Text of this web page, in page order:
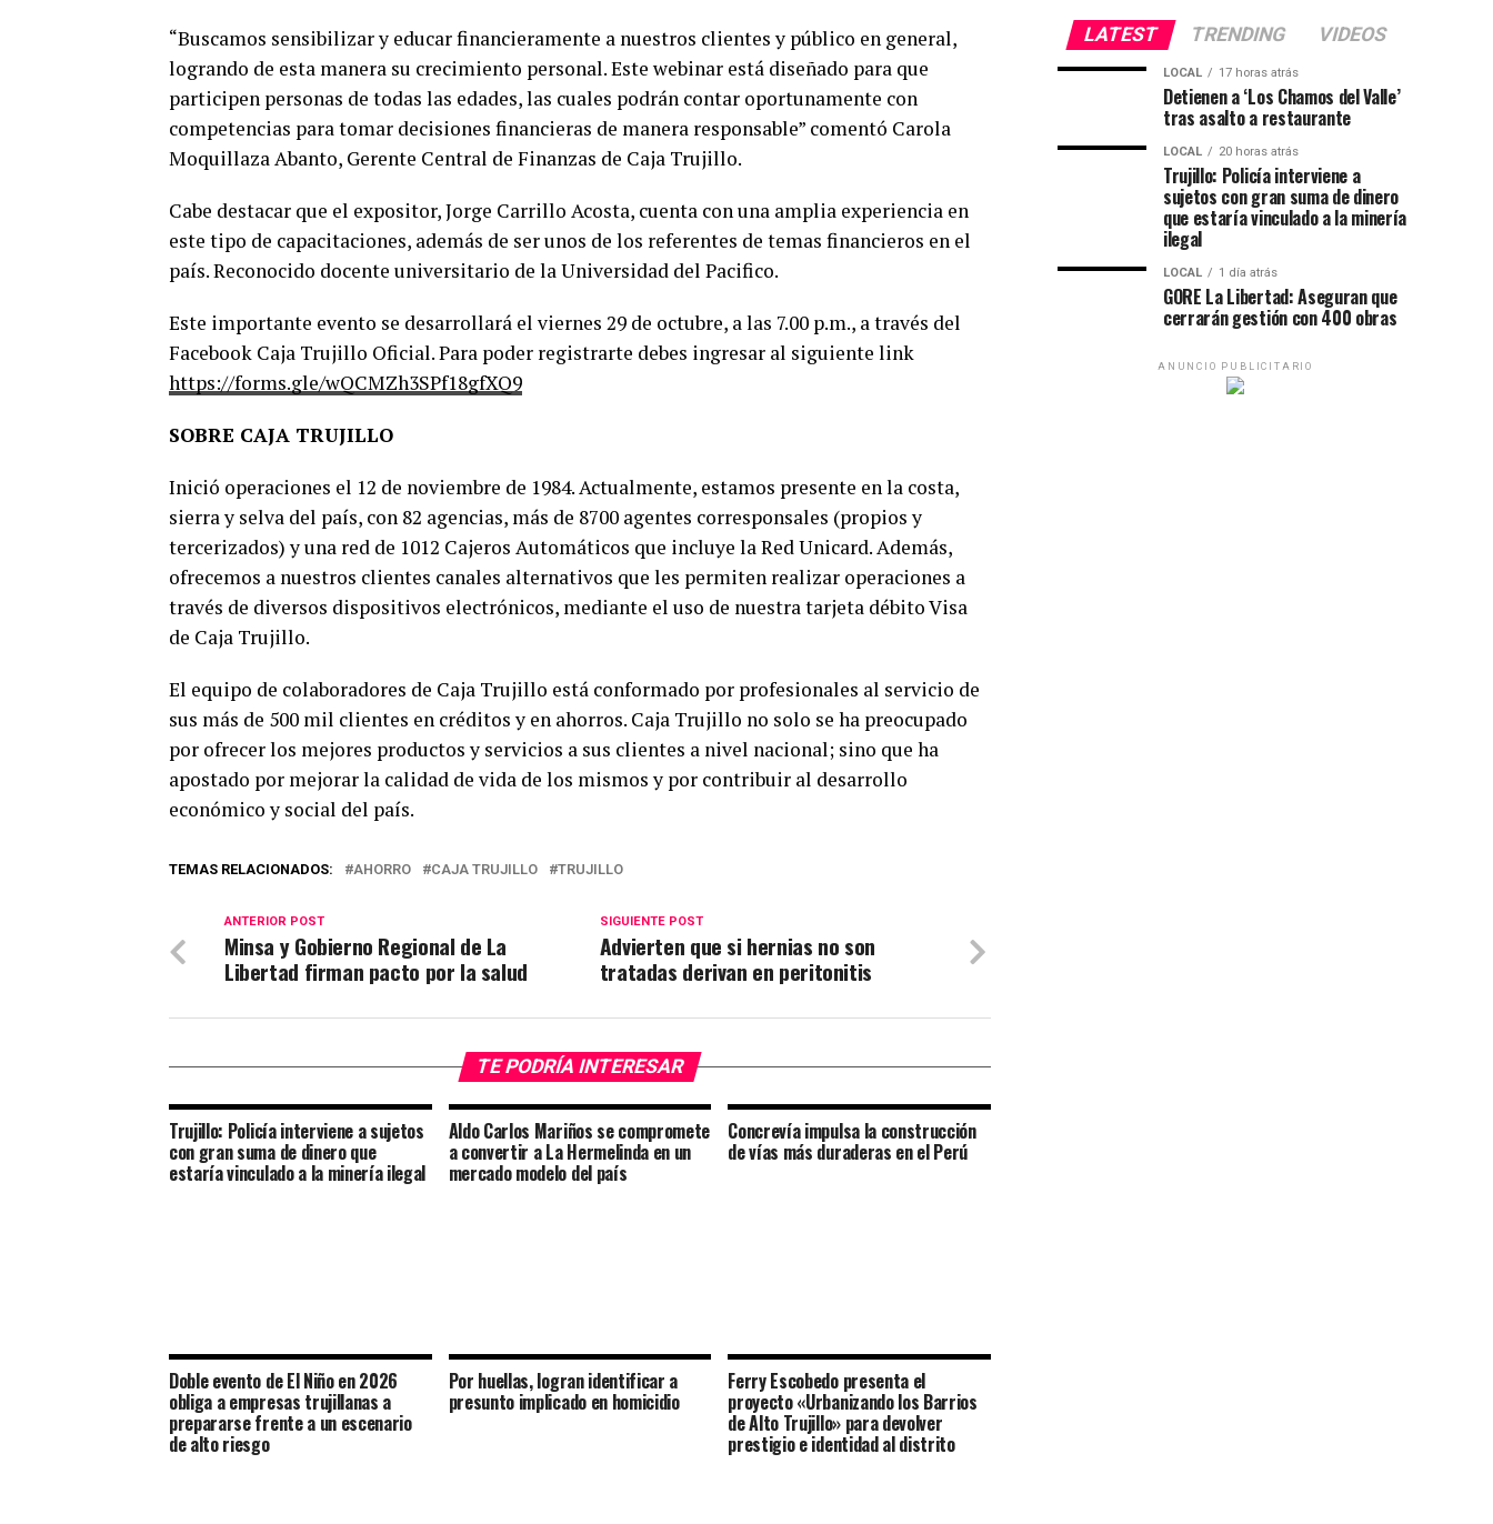
“Buscamos sensibilizar y educar financieramente a nuestros clientes y público en general,
logrando de esta manera su crecimiento personal. Este webinar está diseñado para que
participen personas de todas las edades, las cuales podrán contar oportunamente con
competencias para tomar decisiones financieras de manera responsable” comentó Carola
Moquillaza Abanto, Gerente Central de Finanzas de Caja Trujillo.
Cabe destacar que el expositor, Jorge Carrillo Acosta, cuenta con una amplia experiencia en
este tipo de capacitaciones, además de ser unos de los referentes de temas financieros en el
país. Reconocido docente universitario de la Universidad del Pacifico.
Este importante evento se desarrollará el viernes 29 de octubre, a las 7.00 p.m., a través del
Facebook Caja Trujillo Oficial. Para poder registrarte debes ingresar al siguiente link
https://forms.gle/wQCMZh3SPf18gfXQ9
SOBRE CAJA TRUJILLO
Inició operaciones el 12 de noviembre de 1984. Actualmente, estamos presente en la costa,
sierra y selva del país, con 82 agencias, más de 8700 agentes corresponsales (propios y
tercerizados) y una red de 1012 Cajeros Automáticos que incluye la Red Unicard. Además,
ofrecemos a nuestros clientes canales alternativos que les permiten realizar operaciones a
través de diversos dispositivos electrónicos, mediante el uso de nuestra tarjeta débito Visa
de Caja Trujillo.
El equipo de colaboradores de Caja Trujillo está conformado por profesionales al servicio de
sus más de 500 mil clientes en créditos y en ahorros. Caja Trujillo no solo se ha preocupado
por ofrecer los mejores productos y servicios a sus clientes a nivel nacional; sino que ha
apostado por mejorar la calidad de vida de los mismos y por contribuir al desarrollo
económico y social del país.
TEMAS RELACIONADOS: AHORRO CAJA TRUJILLO TRUJILLO
SIGUIENTE POST
Advierten que si hernias no son
tratadas derivan en peritonitis
ANTERIOR POST
Minsa y Gobierno Regional de La
Libertad firman pacto por la salud
TE PODRÍA INTERESAR
Trujillo: Policía interviene a sujetos
con gran suma de dinero que
estaría vinculado a la minería ilegal
Aldo Carlos Mariños se compromete
a convertir a La Hermelinda en un
mercado modelo del país
Concrevía impulsa la construcción
de vías más duraderas en el Perú
Doble evento de El Niño en 2026
obliga a empresas trujillanas a
prepararse frente a un escenario
de alto riesgo
Por huellas, logran identificar a
presunto implicado en homicidio
Ferry Escobedo presenta el
proyecto «Urbanizando los Barrios
de Alto Trujillo» para devolver
prestigio e identidad al distrito
LATEST TRENDING VIDEOS
LOCAL 17 horas atrás
Detienen a ‘Los Chamos del Valle’
tras asalto a restaurante
LOCAL 20 horas atrás
Trujillo: Policía interviene a
sujetos con gran suma de dinero
que estaría vinculado a la minería
ilegal
LOCAL 1 día atrás
GORE La Libertad: Aseguran que
cerrarán gestión con 400 obras
ANUNCIO PUBLICITARIO